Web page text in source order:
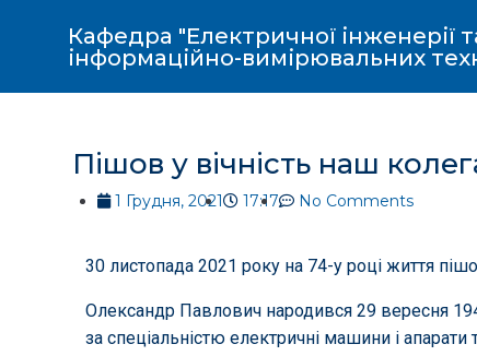
Кафедра "Електричної інженерії
інформаційно-вимірювальних
Пішов у вічність наш
1 Грудня, 2021 17:17 No Comments
30 листопада 2021 року на 74-у році життя
Олександр Павлович народився 29 вересня
за спеціальністю електричні машини і